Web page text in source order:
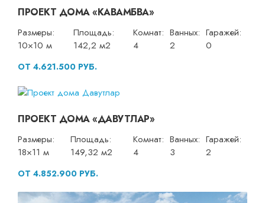
ПРОЕКТ ДОМА «КАВАМБВА»
Размеры:
10×10 м
Площадь:
142,2 м2
Комнат:
4
Ванных:
2
Гаражей:
0
ОТ 4.621.500 РУБ.
ПРОЕКТ ДОМА «ДАВУТЛАР»
Размеры:
18×11 м
Площадь:
149,32 м2
Комнат:
4
Ванных:
3
Гаражей:
2
ОТ 4.852.900 РУБ.